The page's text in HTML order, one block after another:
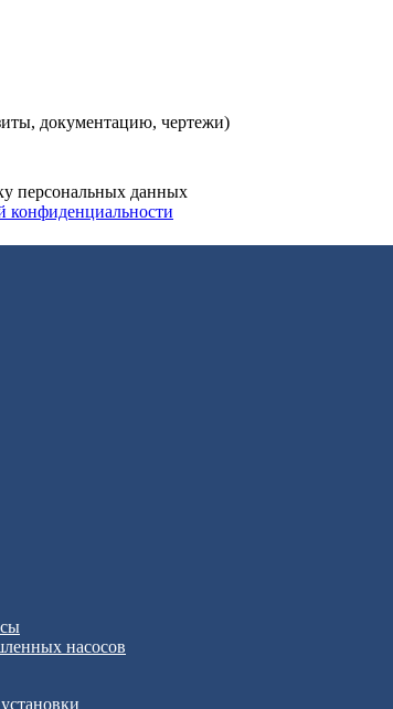
документацию, чертежи)
персональных данных
конфиденциальности
насосов